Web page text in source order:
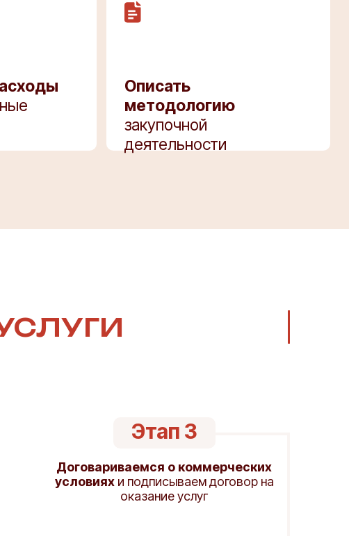
Описать
методологию
закупочной
деятельности
Этап 3
Договариваемся о коммерческих
условиях и подписываем договор на
оказание услуг